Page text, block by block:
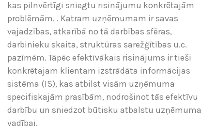
kas pilnvērtīgi sniegtu risinājumu konkrētajām
problēmām. . Katram uzņēmumam ir savas
vajadzības, atkarībā no tā darbības sfēras,
darbinieku skaita, struktūras sarežģītības u.c.
pazīmēm. Tāpēc efektīvākais risinājums ir tieši
konkrētajam klientam izstrādāta informācijas
sistēma (IS), kas atbilst visām uzņēmuma
specifiskajām prasībām, nodrošinot tās efektīvu
darbību un sniedzot būtisku atbalstu uzņēmuma
vadībai.